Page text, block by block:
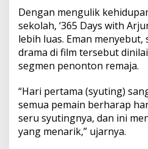
d
e
n
g
a
n
a
t
r
P
Dengan mengulik
sekolah, ‘365 Days with
lebih luas. Eman
drama di film tersebut
segmen penonton remaja.
“Hari pertama (syuting)
semua pemain berharap
seru syutingnya, dan ini
yang menarik,” ujarnya.